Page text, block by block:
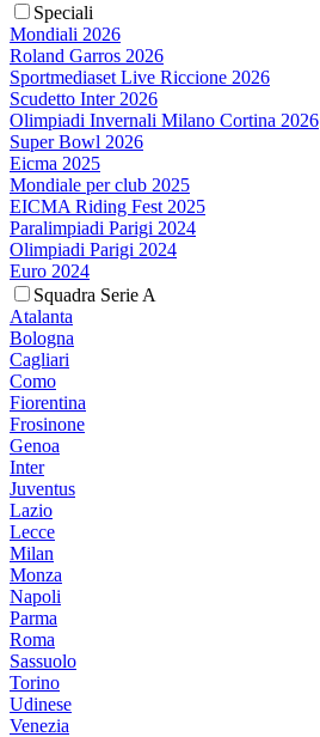
Speciali
Mondiali 2026
Roland Garros 2026
Sportmediaset Live Riccione 2026
Scudetto Inter 2026
Olimpiadi Invernali Milano Cortina 2026
Super Bowl 2026
Eicma 2025
Mondiale per club 2025
EICMA Riding Fest 2025
Paralimpiadi Parigi 2024
Olimpiadi Parigi 2024
Euro 2024
Squadra Serie A
Atalanta
Bologna
Cagliari
Como
Fiorentina
Frosinone
Genoa
Inter
Juventus
Lazio
Lecce
Milan
Monza
Napoli
Parma
Roma
Sassuolo
Torino
Udinese
Venezia